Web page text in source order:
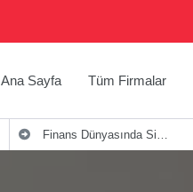
Ana Sayfa Tüm Firmalar
Finans Dünyasında Sigortacılık Şirketlerinin Önemi ve Stratejileri